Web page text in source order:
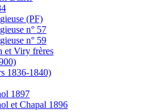
(PF)
n° 57
n° 59
et Viry frères
1836-1840)
1897
et Chapal 1896